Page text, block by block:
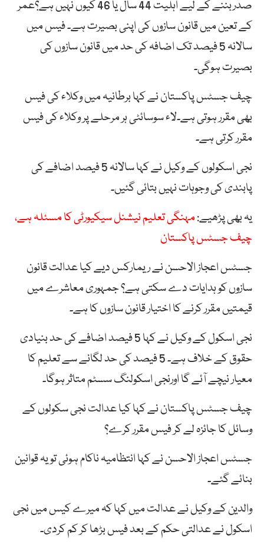
صدربننے کے لیے اہلیت 44 سال یا 46 کیوں نہیں ہے؟عمر
کے تعین میں قانون سازوں کی اپنی بصیرت ہے۔ فیس میں
سالانہ 5 فیصد تک اضافہ کی حد میں قانون سازوں کی
بصیرت ہوگی۔
چیف جسٹس پاکستان نے کہا برطانیہ میں وکلاء کی فیس
بھی مقرر ہوتی ہے۔لاء سوسائٹی ہر مرحلے پر وکلاء کی فیس
مقرر کرتی ہے۔
نجی اسکولوں کے وکیل نے کہا سالانہ 5 فیصد اضافے کی
پابندی کی وجوہات نہیں بتائی گئیں۔
یہ بھی پڑھیے:مہنگی تعلیم نیشنل سیکیورٹی کا مسئلہ ہے،
چیف جسٹس پاکستان
جسٹس اعجاز الاحسن نے ریمارکس دیے کیا عدالت قانون
سازوں کو ہدایات دے سکتی ہے؟ جمہوری معاشرے میں
قیمتیں مقرر کرنے کا اختیار قانون سازوں کا ہے۔
نجی اسکول کے وکیل نے کہا 5 فیصد اضافے کی حد بنیادی
حقوق کے خلاف ہے۔ 5 فیصد کی حد لگانے سے تعلیم کا
معیار نیچے آئے گا اورنجی اسکولنگ سسٹم متاثر ہوگا۔
چیف جسٹس پاکستان نے کہا کیا عدالت نجی سکولوں کے
وسائل کا جائزہ لے کر فیس مقرر کرے؟
جسٹس اعجاز الاحسن نے کہا انتظامیہ ناکام ہوئی تو یہ قوانین
بنائے گئے۔
والدین کے وکیل نے عدالت میں کہا کہ میرے کیس میں نجی
اسکول نے عدالتی حکم کے بعد فیس بڑھا کر کم کردی۔